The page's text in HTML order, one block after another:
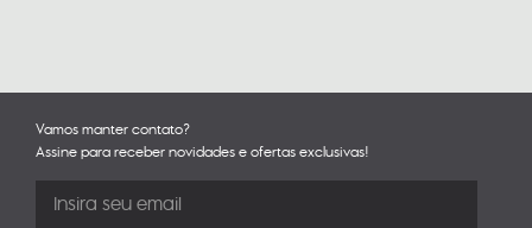
Vamos manter contato?
Assine para receber novidades e ofertas exclusivas!